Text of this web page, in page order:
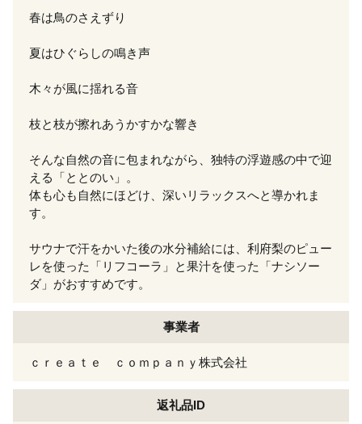
春は鳥のさえずり
夏はひぐらしの鳴き声
木々が風に揺れる音
枝と枝が擦れあうかすかな響き
そんな自然の音に包まれながら、独特の浮遊感の中で迎
える「ととのい」。
体も心も自然にほどけ、深いリラックスへと導かれま
す。
サウナで汗をかいた後の水分補給には、利府梨のピュー
レを使った「リフコーラ」と果汁を使った「ナシソー
ダ」がおすすめです。
事業者
ｃｒｅａｔｅ ｃｏｍｐａｎｙ株式会社
返礼品ID